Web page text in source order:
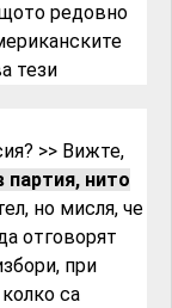
редовно
тези
>> Вижте,
партия, нито
но мисля, че
отговорят
при
колко са